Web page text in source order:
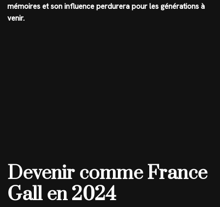
mémoires et son influence perdurera pour les générations à
venir.
Devenir comme France
Gall en 2024